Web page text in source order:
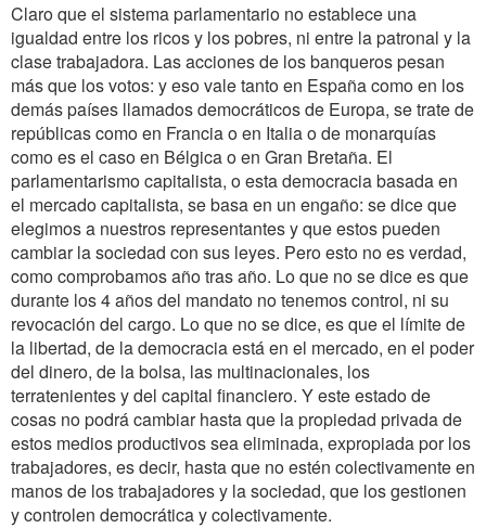
Claro que el sistema parlamentario no establece una
igualdad entre los ricos y los pobres, ni entre la patronal y la
clase trabajadora. Las acciones de los banqueros pesan
más que los votos: y eso vale tanto en España como en los
demás países llamados democráticos de Europa, se trate de
repúblicas como en Francia o en Italia o de monarquías
como es el caso en Bélgica o en Gran Bretaña. El
parlamentarismo capitalista, o esta democracia basada en
el mercado capitalista, se basa en un engaño: se dice que
elegimos a nuestros representantes y que estos pueden
cambiar la sociedad con sus leyes. Pero esto no es verdad,
como comprobamos año tras año. Lo que no se dice es que
durante los 4 años del mandato no tenemos control, ni su
revocación del cargo. Lo que no se dice, es que el límite de
la libertad, de la democracia está en el mercado, en el poder
del dinero, de la bolsa, las multinacionales, los
terratenientes y del capital financiero. Y este estado de
cosas no podrá cambiar hasta que la propiedad privada de
estos medios productivos sea eliminada, expropiada por los
trabajadores, es decir, hasta que no estén colectivamente en
manos de los trabajadores y la sociedad, que los gestionen
y controlen democrática y colectivamente.